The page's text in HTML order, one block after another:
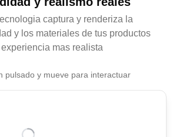
captura y renderiza la
y los materiales de tus productos
mas realista
pulsado y mueve para interactuar